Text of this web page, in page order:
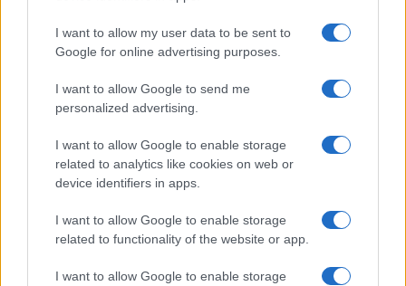
I want to allow my user data to be sent to
Google for online advertising purposes.
I want to allow Google to send me
personalized advertising.
I want to allow Google to enable storage
related to analytics like cookies on web or
device identifiers in apps.
I want to allow Google to enable storage
related to functionality of the website or app.
I want to allow Google to enable storage
Hackers de Corea del Norte comprometen a OPPO y Coinbase
en una campaña global de robo de criptomonedas